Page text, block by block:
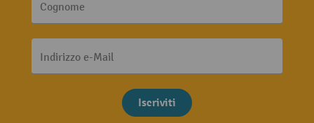
Cognome
Indirizzo e-Mail
Iscriviti